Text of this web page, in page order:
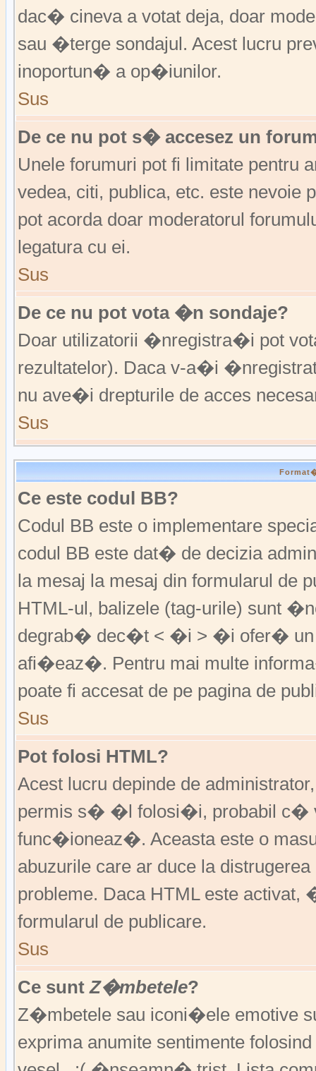
dac� cineva a votat deja, doar
sau �terge sondajul. Acest lucru
inoportun� a op�iunilor.
Sus
De ce nu pot s� accesez un
Unele forumuri pot fi limitate pentru
vedea, citi, publica, etc. este
pot acorda doar moderatorul
legatura cu ei.
Sus
De ce nu pot vota �n sondaje?
Doar utilizatorii �nregistra�i pot
rezultatelor). Daca v-a�i
nu ave�i drepturile de acces
Sus
Ce este codul BB?
Codul BB este o implementare
codul BB este dat� de decizia
la mesaj la mesaj din formularul de
HTML-ul, balizele (tag-urile) sunt
degrab� dec�t < �i > �i ofer� un
afi�eaz�. Pentru mai multe
poate fi accesat de pe pagina de
Sus
Pot folosi HTML?
Acest lucru depinde de
permis s� �l folosi�i, probabil c�
func�ioneaz�. Aceasta este o
abuzurile care ar duce la
probleme. Daca HTML este
formularul de publicare.
Sus
Ce suntZ�mbetele?
Z�mbetele sau iconi�ele emotive
exprima anumite sentimente